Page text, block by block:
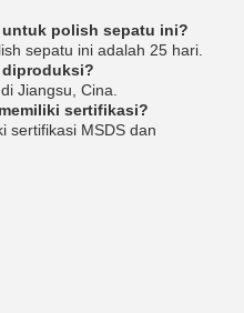
untuk polish sepatu ini?
sepatu ini adalah 25 hari.
diproduksi?
Jiangsu, Cina.
sertifikasi?
sertifikasi MSDS dan